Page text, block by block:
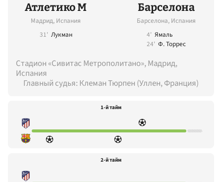
Атлетико М
Мадрид, Испания
31' Лукман
Барселона
Барселона, Испания
4' Ямаль
24' Ф. Торрес
Стадион «Сивитас Метрополитано», Мадрид,
Испания
Главный судья: Клеман Тюрпен (Уллен, Франция)
1-й тайм
2-й тайм